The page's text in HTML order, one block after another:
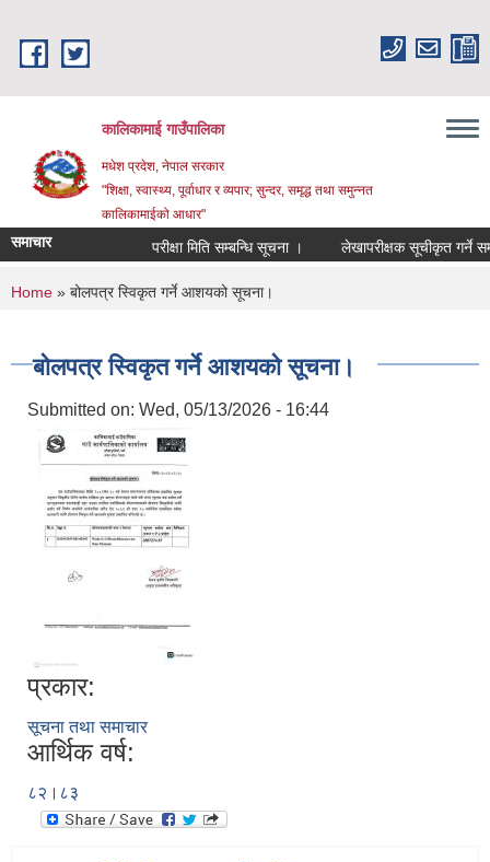
कालिकामाई गाउँपालिका
मधेश प्रदेश, नेपाल सरकार
"शिक्षा, स्वास्थ्य, पूर्वाधार र व्यपार; सुन्दर, समृद्ध तथा समुन्नत
कालिकामाईको आधार"
समाचार परीक्षा मिति सम्बन्धि सूचना । लेखापरीक्षक सूचीकृत गर्ने
You are here
Home » बोलपत्र स्विकृत गर्ने आशयको सूचना।
बोलपत्र स्विकृत गर्ने आशयको सूचना।
Submitted on: Wed, 05/13/2026 - 16:44
प्रकार:
सूचना तथा समाचार
आर्थिक वर्ष:
८२।८३